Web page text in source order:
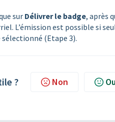
sur Délivrer le badge, après
L’émission est possible si
(Etape 3).
? Non